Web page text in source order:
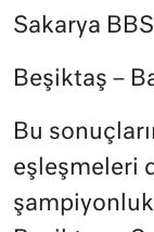
Sakarya
Beşiktaş –
Bu
eşleşmeleri